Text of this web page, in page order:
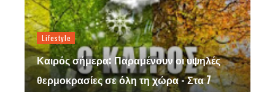
Lifestyle
Καιρός σήμερα: Παραμένουν οι υψηλές
θερμοκρασίες σε όλη τη χώρα - Στα 7